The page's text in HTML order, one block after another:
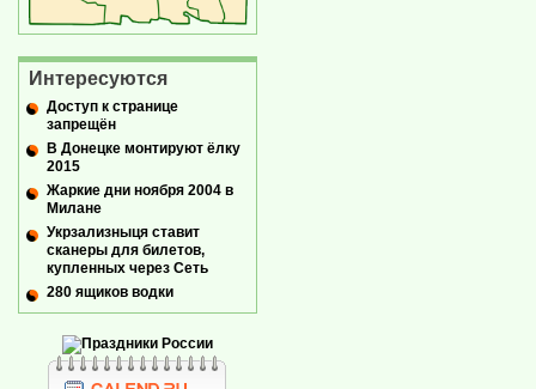
Интересуются
Доступ к странице
запрещён
В Донецке монтируют ёлку
2015
Жаркие дни ноября 2004 в
Милане
Укрзализныця ставит
сканеры для билетов,
купленных через Сеть
280 ящиков водки